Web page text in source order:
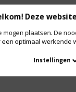
Deze
plaatsen. De
een optimaal werkende
Instellingen